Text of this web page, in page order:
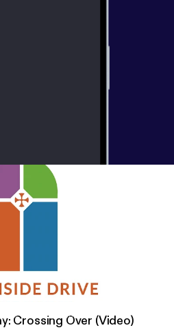
Church (Atlanta, GA)
Like (Video)
Like (Video)
Crossing Over (Video)